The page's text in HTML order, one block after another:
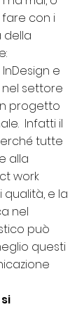
con i
della
e
settore
progetto
Infatti il
tutte
alla
work
e la
nel
può
questi